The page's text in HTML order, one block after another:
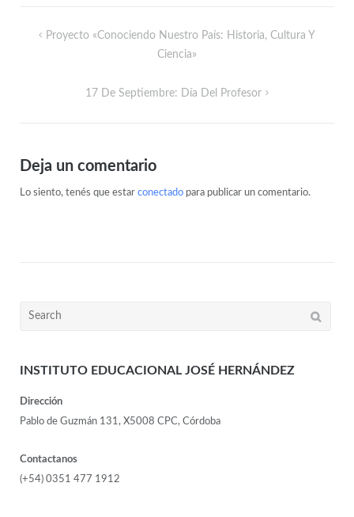
Proyecto «Conociendo Nuestro País: Historia, Cultura Y
Ciencia»
17 De Septiembre: Día Del Profesor
Deja un comentario
Lo siento, tenés que estar conectadopara publicar un comentario.
INSTITUTO EDUCACIONAL JOSÉ HERNÁNDEZ
Dirección
Pablo de Guzmán 131, X5008 CPC, Córdoba
Contactanos
(+54) 0351 477 1912